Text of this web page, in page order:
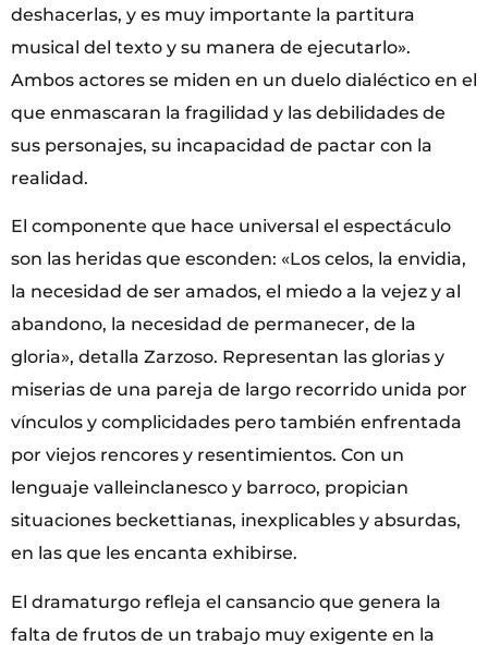
deshacerlas, y es muy importante la partitura
musical del texto y su manera de ejecutarlo».
Ambos actores se miden en un duelo dialéctico en el
que enmascaran la fragilidad y las debilidades de
sus personajes, su incapacidad de pactar con la
realidad.
El componente que hace universal el espectáculo
son las heridas que esconden: «Los celos, la envidia,
la necesidad de ser amados, el miedo a la vejez y al
abandono, la necesidad de permanecer, de la
gloria», detalla Zarzoso. Representan las glorias y
miserias de una pareja de largo recorrido unida por
vínculos y complicidades pero también enfrentada
por viejos rencores y resentimientos. Con un
lenguaje valleinclanesco y barroco, propician
situaciones beckettianas, inexplicables y absurdas,
en las que les encanta exhibirse.
El dramaturgo refleja el cansancio que genera la
falta de frutos de un trabajo muy exigente en la